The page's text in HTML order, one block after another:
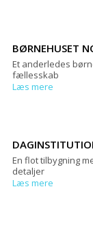
BØRNEHUSET
Et anderledes
fællesskab
Læs mere
En flot tilbygning
detaljer
Læs mere